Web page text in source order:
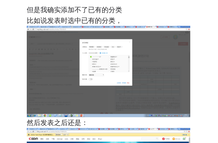
但是我确实添加不了已有的分类
比如说发表时选中已有的分类，
然后发表之后还是：